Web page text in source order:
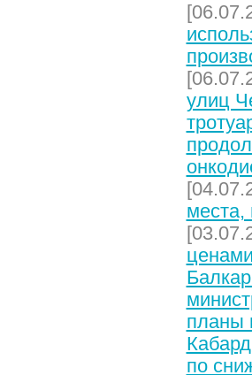
улиц
места,
планы
по